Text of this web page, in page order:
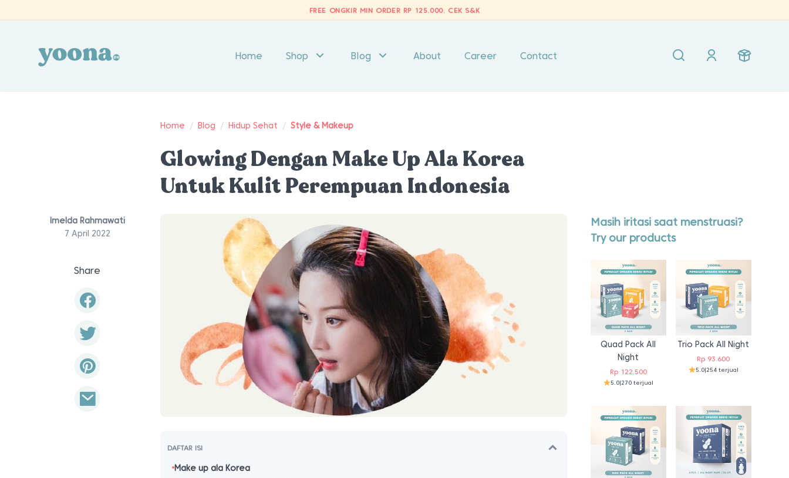
FREE ONGKIR MIN ORDER RP 125.000. CEK S&K
Home Shop Blog About Career Contact
Home / Blog / Hidup Sehat / Style & Makeup
Glowing Dengan Make Up Ala Korea
Untuk Kulit Perempuan Indonesia
Imelda Rahmawati
7 April 2022
Share
DAFTAR ISI
Make up ala Korea
Masih iritasi saat menstruasi?
Try our products
Quad Pack All
Night
Rp122.500
5.0|270 terjual
Trio Pack All Night
Rp 93.600
5.0|254 terjual